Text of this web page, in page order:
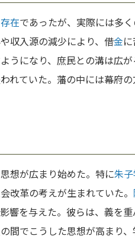
存在であったが、実際には多
収入源の減少により、借金
うになり、庶民との溝は広
れていた。藩の中には幕府の
想が広まり始めた。特に朱
改革の考えが生まれていた。
響を与えた。彼らは、義を
間でこうした思想が高まり